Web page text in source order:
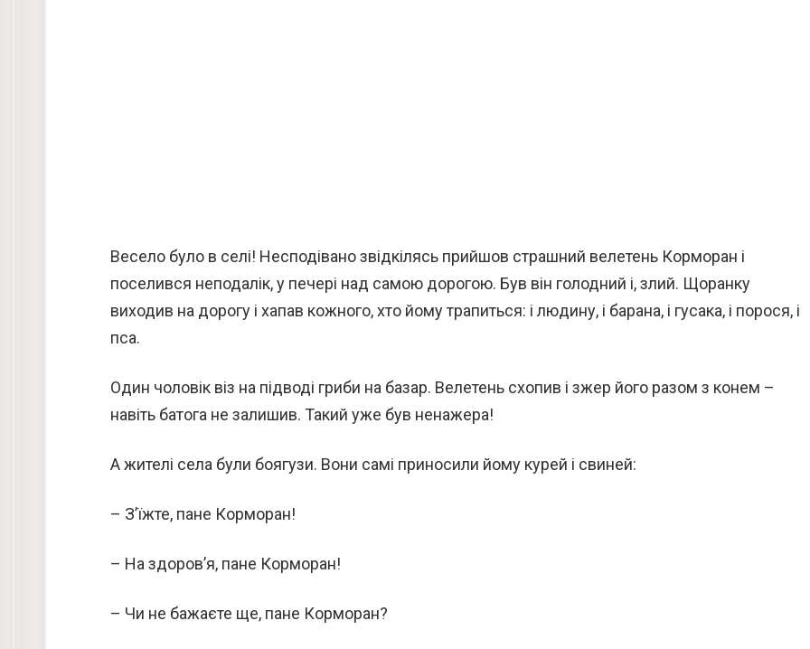
Весело було в селі! Несподівано звідкілясь прийшов страшний велетень Корморан і
поселився неподалік, у печері над самою дорогою. Був він голодний і, злий. Щоранку
виходив на дорогу і хапав кожного, хто йому трапиться: і людину, і барана, і гусака, і порося, і
пса.
Один чоловік віз на підводі гриби на базар. Велетень схопив і зжер його разом з конем –
навіть батога не залишив. Такий уже був ненажера!
А жителі села були боягузи. Вони самі приносили йому курей і свиней:
– З’їжте, пане Корморан!
– На здоров’я, пане Корморан!
– Чи не бажаєте ще, пане Корморан?